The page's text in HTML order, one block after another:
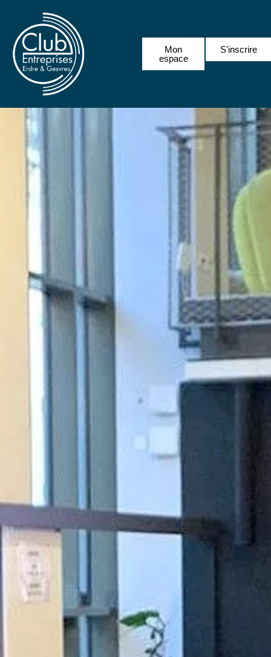
Mon
espace
S'inscrire